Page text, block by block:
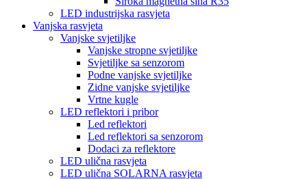
LED industrijska rasvjeta
Vanjska rasvjeta
Vanjske svjetiljke
Vanjske stropne svjetiljke
Svjetiljke sa senzorom
Podne vanjske svjetiljke
Zidne vanjske svjetiljke
Vrtne kugle
LED reflektori i pribor
Led reflektori
Led reflektori sa senzorom
Dodaci za reflektore
LED ulična rasvjeta
LED ulična SOLARNA rasvjeta